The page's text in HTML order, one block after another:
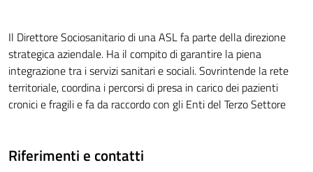
Il Direttore Sociosanitario di una ASL fa parte della direzione
strategica aziendale. Ha il compito di garantire la piena
integrazione tra i servizi sanitari e sociali. Sovrintende la rete
territoriale, coordina i percorsi di presa in carico dei pazienti
cronici e fragili e fa da raccordo con gli Enti del Terzo Settore
Riferimenti e contatti